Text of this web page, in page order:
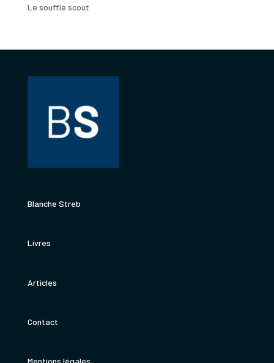
Le souffle scout
Blanche Streb
Livres
Articles
Contact
Mentions légales